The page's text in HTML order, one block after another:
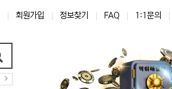
회원가입 정보찾기 FAQ 1:1문의